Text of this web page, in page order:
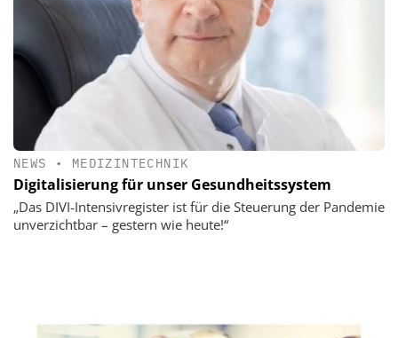
NEWS • MEDIZINTECHNIK
Digitalisierung für unser Gesundheitssystem
„Das DIVI-Intensivregister ist für die Steuerung der Pandemie
unverzichtbar – gestern wie heute!“